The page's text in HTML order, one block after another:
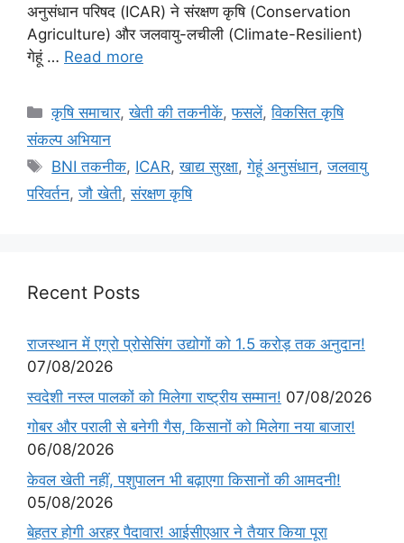
अनुसंधान परिषद (ICAR) ने संरक्षण कृषि (Conservation
Agriculture) और जलवायु-लचीली (Climate-Resilient)
गेहूं … Read more
कृषि समाचार,खेती की तकनीकें,फसलें,विकसित कृषि
संकल्प अभियान
BNI तकनीक, ICAR,खाद्य सुरक्षा,गेहूं अनुसंधान,जलवायु
परिवर्तन,जौ खेती,संरक्षण कृषि
Recent Posts
राजस्थान में एग्रो प्रोसेसिंग उद्योगों को 1.5 करोड़ तक अनुदान!
07/08/2026
स्वदेशी नस्ल पालकों को मिलेगा राष्ट्रीय सम्मान! 07/08/2026
गोबर और पराली से बनेगी गैस, किसानों को मिलेगा नया बाजार!
06/08/2026
केवल खेती नहीं, पशुपालन भी बढ़ाएगा किसानों की आमदनी!
05/08/2026
बेहतर होगी अरहर पैदावार! आईसीएआर ने तैयार किया पूरा